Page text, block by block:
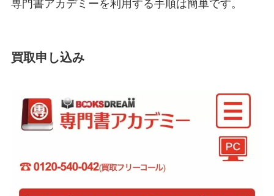
専門書アカデミーを利用する手順は簡単です。
買取申し込み